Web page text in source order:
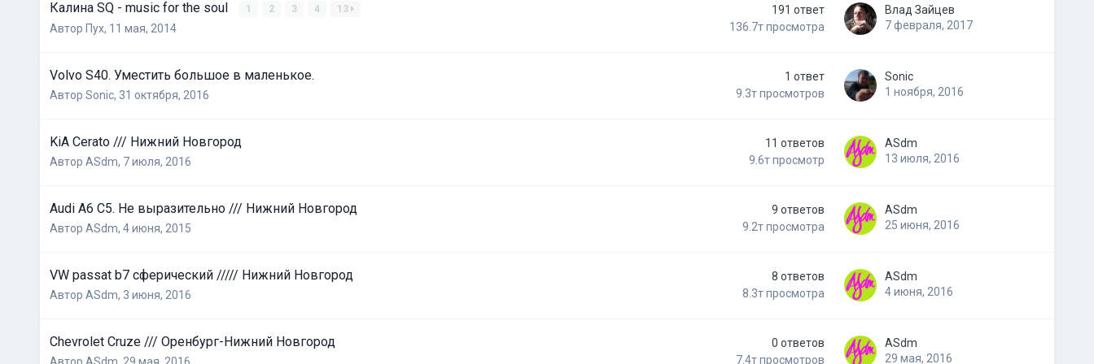
Калина SQ - music for the soul 1 2 3 4 13
Автор Пух, 11 мая, 2014
191 ответ
136.7т просмотра
Влад Зайцев
7 февраля, 2017
Volvo S40. Уместить большое в маленькое.
Автор Sonic, 31 октября, 2016
1 ответ
9.3т просмотров
Sonic
1 ноября, 2016
KiA Cerato /// Нижний Новгород
Автор ASdm, 7 июля, 2016
11 ответов
9.6т просмотр
ASdm
13 июля, 2016
Audi A6 C5. Не выразительно /// Нижний Новгород
Автор ASdm, 4 июня, 2015
9 ответов
9.2т просмотра
ASdm
25 июня, 2016
VW passat b7 сферический ///// Нижний Новгород
Автор ASdm, 3 июня, 2016
8 ответов
8.3т просмотра
ASdm
4 июня, 2016
Chevrolet Cruze /// Оренбург-Нижний Новгород
Автор ASdm, 29 мая, 2016
0 ответов
7.4т просмотров
ASdm
29 мая, 2016